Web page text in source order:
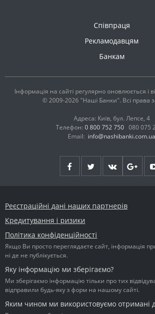
Співпраця
Рекламодавцям
Банкам
Інформація на сайті регулярно оновлюється і
© 2009-2026 "Наші Банки". Всі права
Адреса: Київ, бул. Лепсе, 4
Телефон: 0 800 752 750 080 075
Email: info@nashibanki.com.ua
Реєстраційні дані наших партнерів
Кредитування і ризики
Політика конфіденційності
Якщо Ви просто переглядаєте сайт, інформація
ні де не публікується.
Яку інформацію ми зберігаємо?
Ми зберігаємо інформацію тільки про тих
відправили будь-яку з форм на нашому сайті.
Яким чином ми використовуємо отримані